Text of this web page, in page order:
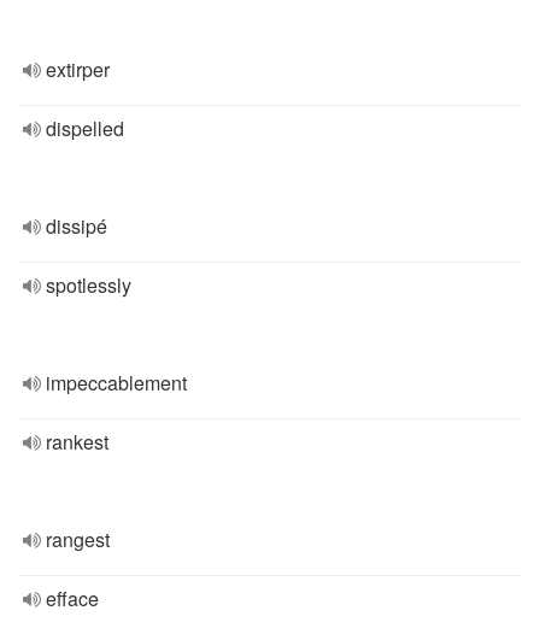
extirper
dispelled
dissipé
spotlessly
impeccablement
rankest
rangest
efface